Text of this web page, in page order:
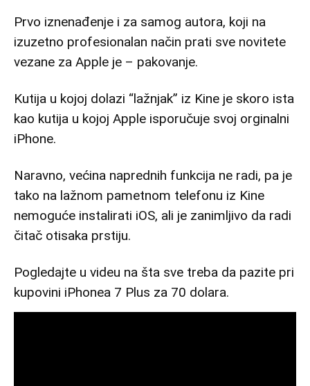
Prvo iznenađenje i za samog autora, koji na
izuzetno profesionalan način prati sve novitete
vezane za Apple je – pakovanje.
Kutija u kojoj dolazi “lažnjak” iz Kine je skoro ista
kao kutija u kojoj Apple isporučuje svoj orginalni
iPhone.
Naravno, većina naprednih funkcija ne radi, pa je
tako na lažnom pametnom telefonu iz Kine
nemoguće instalirati iOS, ali je zanimljivo da radi
čitač otisaka prstiju.
Pogledajte u videu na šta sve treba da pazite pri
kupovini iPhonea 7 Plus za 70 dolara.